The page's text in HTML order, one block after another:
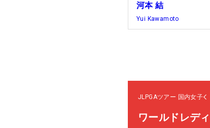
河本 結
Yui Kawamoto
JLPGAツアー 国内女子
ワールドレデ